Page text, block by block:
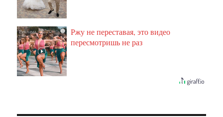
i
Ржу не переставая, это видео
пересмотришь не раз